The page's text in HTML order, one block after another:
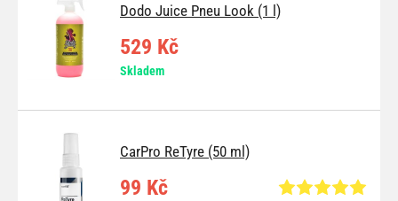
Dodo Juice Pneu Look (1 l)
529 Kč
Skladem
CarPro ReTyre (50 ml)
99 Kč